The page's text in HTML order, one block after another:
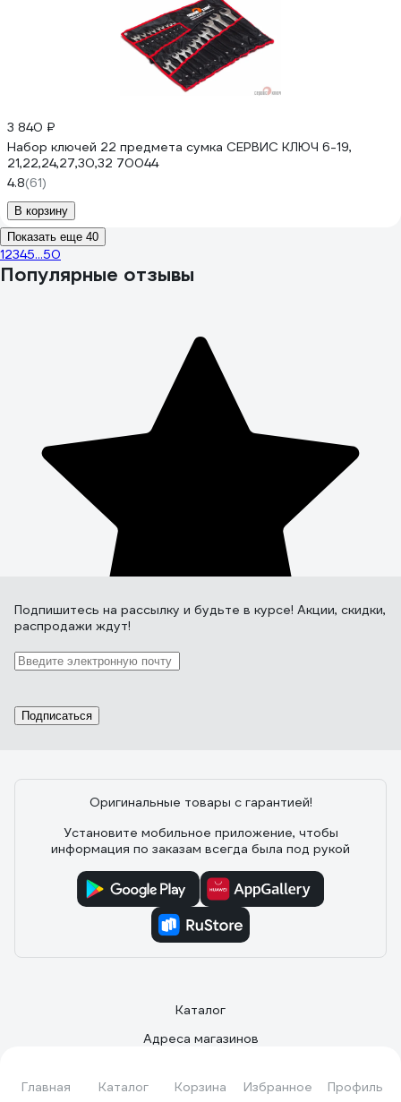
Главная Каталог Корзина Избранное Профиль
3 840 ₽
Набор ключей 22 предмета сумка СЕРВИС КЛЮЧ 6-19,
21,22,24,27,30,32 70044
4.8(61)
В корзину
Показать еще 40
12345...50
Популярные отзывы
Подпишитесь на рассылку и будьте в курсе! Акции, скидки,
распродажи ждут!
Подписаться
Оригинальные товары с гарантией!
Установите мобильное приложение, чтобы
информация по заказам всегда была под рукой
Каталог
Адреса магазинов
Способы оплаты